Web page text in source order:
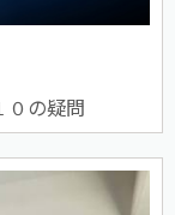
０の疑問